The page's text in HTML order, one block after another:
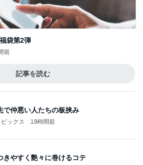
袋第2弾
前
記事を読む
で仲悪い人たちの板挟み
ックス 19時間前
きやすく艶々に巻けるコテ